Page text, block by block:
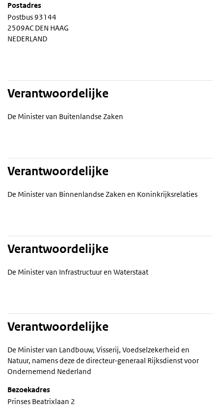
Postadres
Postbus 93144
2509AC DEN HAAG
NEDERLAND
Verantwoordelijke
De Minister van Buitenlandse Zaken
Verantwoordelijke
De Minister van Binnenlandse Zaken en Koninkrijksrelaties
Verantwoordelijke
De Minister van Infrastructuur en Waterstaat
Verantwoordelijke
De Minister van Landbouw, Visserij, Voedselzekerheid en
Natuur, namens deze de directeur-generaal Rijksdienst voor
Ondernemend Nederland
Bezoekadres
Prinses Beatrixlaan 2